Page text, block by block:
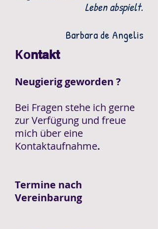
Leben abspielt.
Barbara de Angelis
Kontakt
Neugierig geworden ?
Bei Fragen stehe ich gerne
zur Verfügung und freue
mich über eine
Kontaktaufnahme.
Termine nach
Vereinbarung